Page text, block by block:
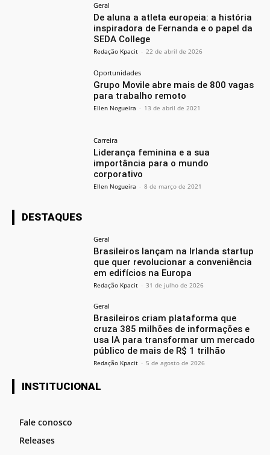
Geral
De aluna a atleta europeia: a história
inspiradora de Fernanda e o papel da
SEDA College
Redação Kpacit - 22 de abril de 2026
Oportunidades
Grupo Movile abre mais de 800 vagas
para trabalho remoto
Ellen Nogueira - 13 de abril de 2021
Carreira
Liderança feminina e a sua
importância para o mundo
corporativo
Ellen Nogueira - 8 de março de 2021
DESTAQUES
Geral
Brasileiros lançam na Irlanda startup
que quer revolucionar a conveniência
em edifícios na Europa
Redação Kpacit - 31 de julho de 2026
Geral
Brasileiros criam plataforma que
cruza 385 milhões de informações e
usa IA para transformar um mercado
público de mais de R$ 1 trilhão
Redação Kpacit - 5 de agosto de 2026
INSTITUCIONAL
Fale conosco
Releases